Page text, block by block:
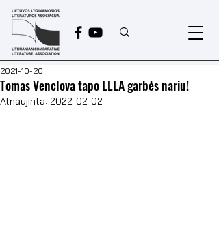
Tomas Venclova tapo LLLA garbės nariu!
2021-10-20
Atnaujinta: 2022-02-02